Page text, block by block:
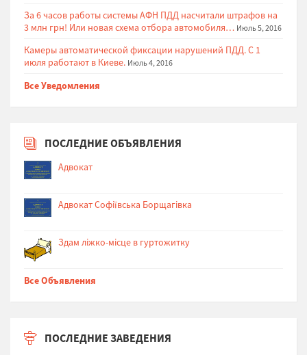
За 6 часов работы системы АФН ПДД насчитали штрафов на
3 млн грн! Или новая схема отбора автомобиля… Июль 5, 2016
Камеры автоматической фиксации нарушений ПДД. С 1
июля работают в Киеве. Июль 4, 2016
Все Уведомления
ПОСЛЕДНИЕ ОБЪЯВЛЕНИЯ
Адвокат
Адвокат Софіївська Борщагівка
Здам ліжко-місце в гуртожитку
Все Объявления
ПОСЛЕДНИЕ ЗАВЕДЕНИЯ